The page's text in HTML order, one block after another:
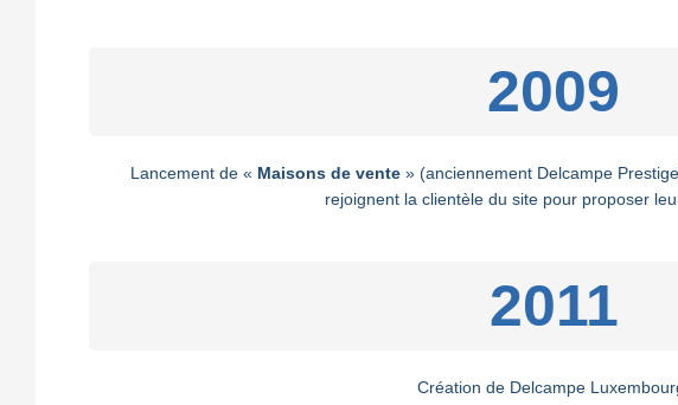
2009
Lancement de « Maisons de vente » (anciennement Delcampe
rejoignent la clientèle du site pour proposer
2011
Création de Delcampe